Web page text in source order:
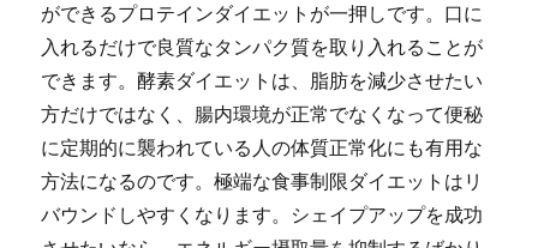
ができるプロテインダイエットが一押しです。口に
入れるだけで良質なタンパク質を取り入れることが
できます。酵素ダイエットは、脂肪を減少させたい
方だけではなく、腸内環境が正常でなくなって便秘
に定期的に襲われている人の体質正常化にも有用な
方法になるのです。極端な食事制限ダイエットはリ
バウンドしやすくなります。シェイプアップを成功